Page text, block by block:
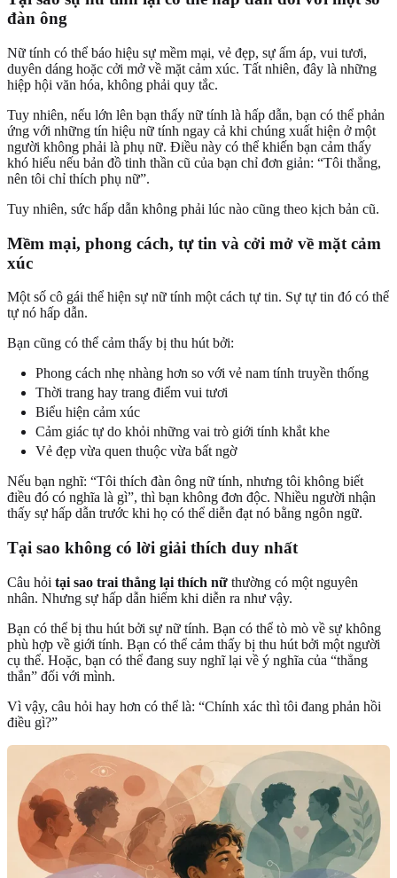
đàn ông
Nữ tính có thể báo hiệu sự mềm mại, vẻ đẹp, sự ấm áp, vui tươi,
duyên dáng hoặc cởi mở về mặt cảm xúc. Tất nhiên, đây là những
hiệp hội văn hóa, không phải quy tắc.
Tuy nhiên, nếu lớn lên bạn thấy nữ tính là hấp dẫn, bạn có thể phản
ứng với những tín hiệu nữ tính ngay cả khi chúng xuất hiện ở một
người không phải là phụ nữ. Điều này có thể khiến bạn cảm thấy
khó hiểu nếu bản đồ tinh thần cũ của bạn chỉ đơn giản: “Tôi thẳng,
nên tôi chỉ thích phụ nữ”.
Tuy nhiên, sức hấp dẫn không phải lúc nào cũng theo kịch bản cũ.
Mềm mại, phong cách, tự tin và cởi mở về mặt cảm
xúc
Một số cô gái thể hiện sự nữ tính một cách tự tin. Sự tự tin đó có thể
tự nó hấp dẫn.
Bạn cũng có thể cảm thấy bị thu hút bởi:
Phong cách nhẹ nhàng hơn so với vẻ nam tính truyền thống
Thời trang hay trang điểm vui tươi
Biểu hiện cảm xúc
Cảm giác tự do khỏi những vai trò giới tính khắt khe
Vẻ đẹp vừa quen thuộc vừa bất ngờ
Nếu bạn nghĩ: “Tôi thích đàn ông nữ tính, nhưng tôi không biết
điều đó có nghĩa là gì”, thì bạn không đơn độc. Nhiều người nhận
thấy sự hấp dẫn trước khi họ có thể diễn đạt nó bằng ngôn ngữ.
Tại sao không có lời giải thích duy nhất
Câu hỏi tại sao trai thẳng lại thích nữ thường có một nguyên
nhân. Nhưng sự hấp dẫn hiếm khi diễn ra như vậy.
Bạn có thể bị thu hút bởi sự nữ tính. Bạn có thể tò mò về sự không
phù hợp về giới tính. Bạn có thể cảm thấy bị thu hút bởi một người
cụ thể. Hoặc, bạn có thể đang suy nghĩ lại về ý nghĩa của “thẳng
thắn” đối với mình.
Vì vậy, câu hỏi hay hơn có thể là: “Chính xác thì tôi đang phản hồi
điều gì?”